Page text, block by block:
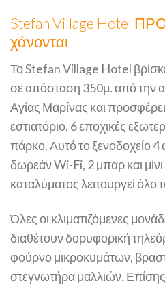
Stefan Village Hotel
χάνονται
Το Stefan Village Hotel
σε απόσταση 350μ. από την
Αγίας Μαρίνας και
εστιατόριο, 6 εποχικές
πάρκο. Αυτό το ξενοδοχείο
δωρεάν Wi-Fi, 2 μπαρ και
καταλύματος λειτουργεί όλο
Όλες οι κλιματιζόμενες
διαθέτουν δορυφορική
φούρνο μικροκυμάτων,
στεγνωτήρα μαλλιών.